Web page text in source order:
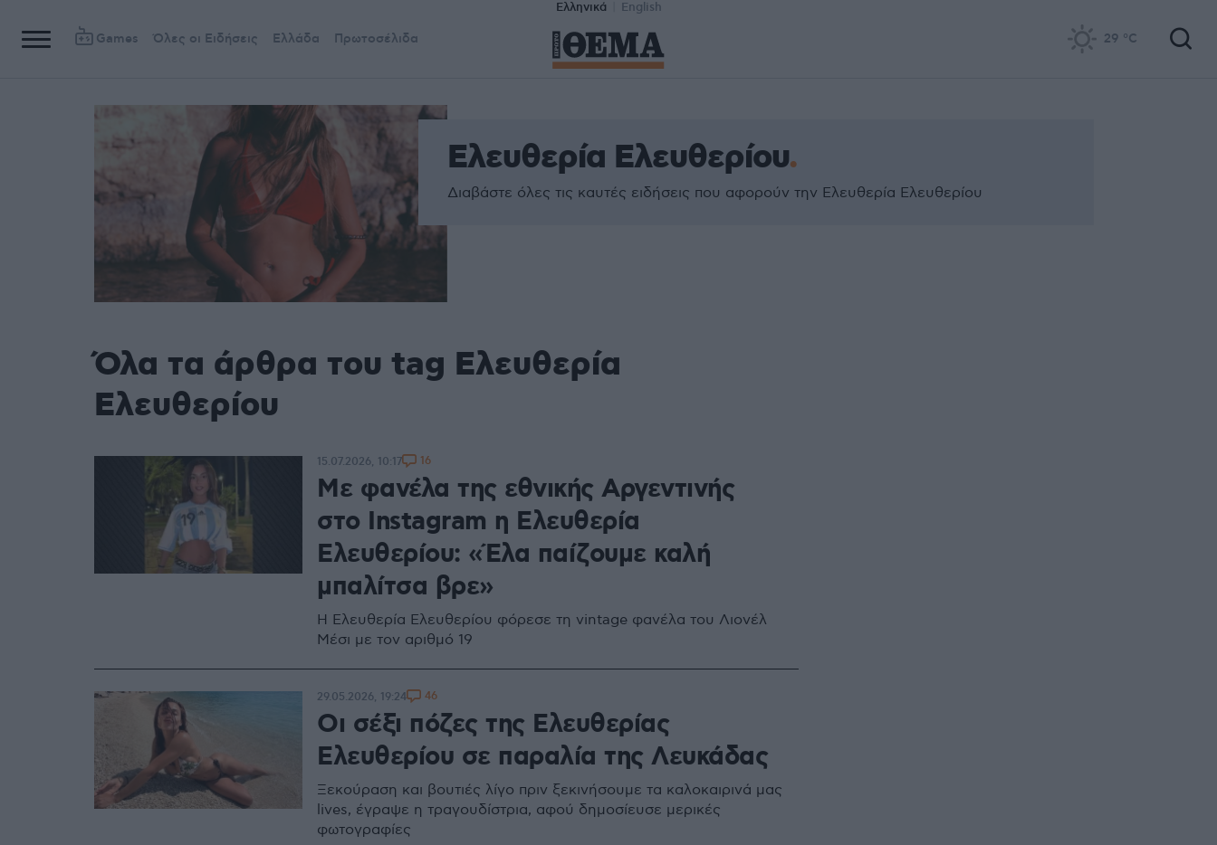
Ελληνικά English
Games Όλες οι Ειδήσεις Ελλάδα Πρωτοσέλιδα 29 °C
Ελευθερία Ελευθερίου
Διαβάστε όλες τις καυτές ειδήσεις που αφορούν την Ελευθερία Ελευθερίου
Όλα τα άρθρα του tag Ελευθερία
Ελευθερίου
Με φανέλα της εθνικής Αργεντινής
στο Instagram η Ελευθερία
Ελευθερίου: «Έλα παίζουμε καλή
μπαλίτσα βρε»
Η Ελευθερία Ελευθερίου φόρεσε τη vintage φανέλα του Λιονέλ
Μέσι με τον αριθμό 19
15.07.2026, 10:17 16
Οι σέξι πόζες της Ελευθερίας
Ελευθερίου σε παραλία της Λευκάδας
Ξεκούραση και βουτιές λίγο πριν ξεκινήσουμε τα καλοκαιρινά μας
lives, έγραψε η τραγουδίστρια, αφού δημοσίευσε μερικές
φωτογραφίες
29.05.2026, 19:24 46